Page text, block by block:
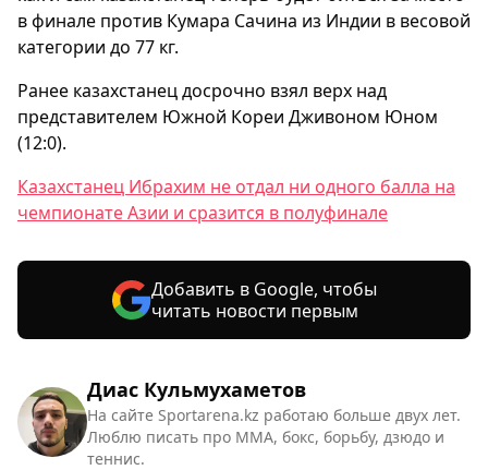
Диас Кульмухаметов
На сайте Sportarena.kz работаю больше двух лет.
Люблю писать про ММА, бокс, борьбу, дзюдо и
теннис.
в финале против Кумара Сачина из Индии в весовой
категории до 77 кг.
Ранее казахстанец досрочно взял верх над
представителем Южной Кореи Дживоном Юном
(12:0).
Казахстанец Ибрахим не отдал ни одного балла на
чемпионате Азии и сразится в полуфинале
Добавить в Google, чтобы
читать новости первым